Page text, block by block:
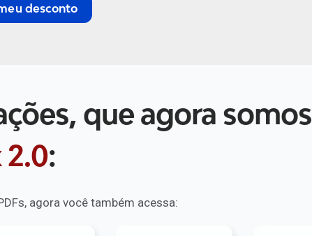
desconto
que agora somos
2.0:
, agora você também acessa: